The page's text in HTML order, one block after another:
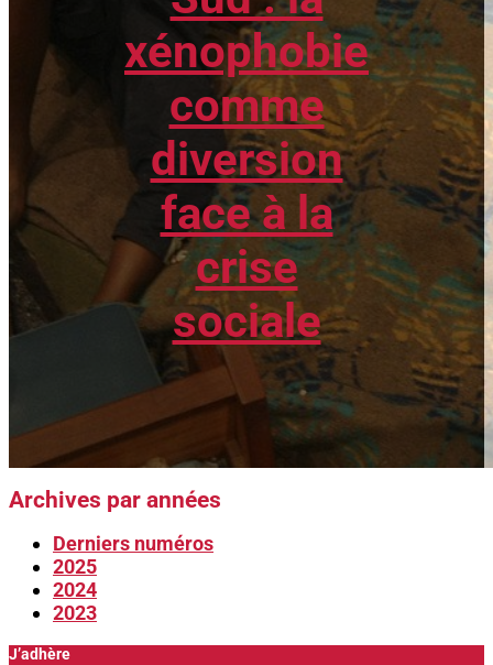
xénophobie
comme
diversion
face à la
crise
sociale
Archives par années
Derniers numéros
2025
2024
2023
J’adhère